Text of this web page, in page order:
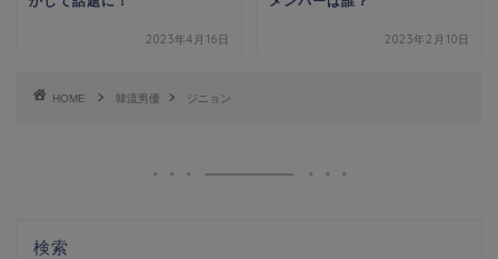
2023年4月16日 2023年2月10日
HOME 韓流男優 ジニョン
検索